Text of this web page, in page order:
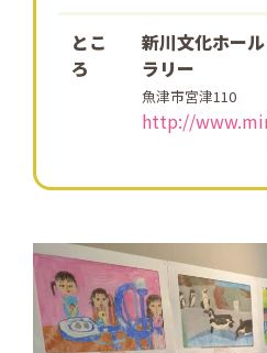
とこ
ろ
新川文化ホー
ラリー
魚津市宮津110
http://